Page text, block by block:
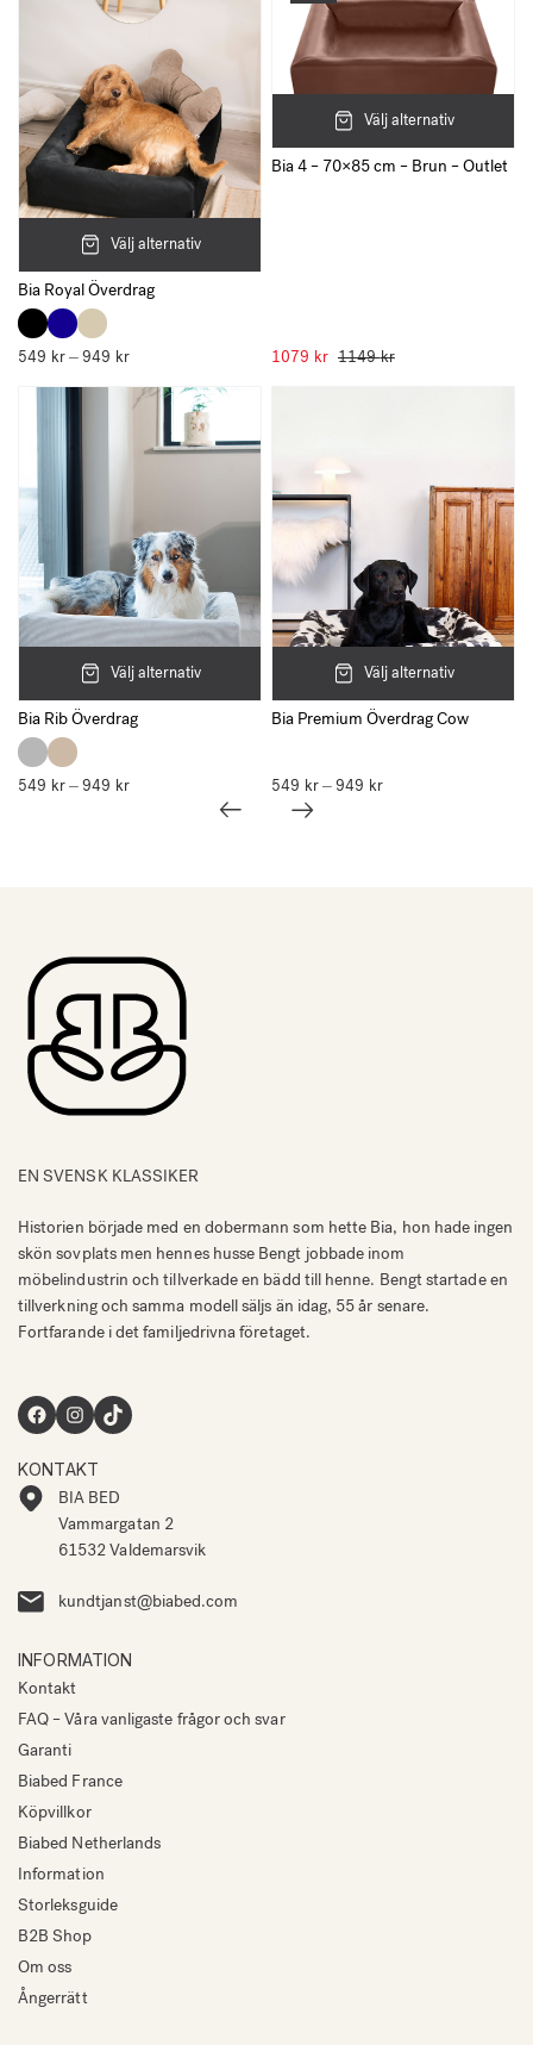
Välj alternativ
Bia Royal Överdrag
549 kr –949 krPrisintervall:
till
Välj alternativ
Bia 4 – 70×85 cm – Brun – Outlet
1079 kr 1149kr
Välj alternativ
Bia Rib Överdrag
549 kr –949 krPrisintervall:
Välj alternativ
Bia Premium Överdrag Cow
549 kr –949 krPrisintervall:
EN SVENSK KLASSIKER
Historien började med en dobermann som hette Bia, hon hade ingen
skön sovplats men hennes husse Bengt jobbade inom
möbelindustrin och tillverkade en bädd till henne. Bengt startade en
tillverkning och samma modell säljs än idag, 55 år senare.
Fortfarande i det familjedrivna företaget.
Facebook Instagram TikTok
KONTAKT
BIA BED
Vammargatan 2
61532 Valdemarsvik
kundtjanst@biabed.com
INFORMATION
Kontakt
FAQ – Våra vanligaste frågor och svar
Garanti
Biabed France
Köpvillkor
Biabed Netherlands
Information
Storleksguide
B2B Shop
Om oss
Ångerrätt